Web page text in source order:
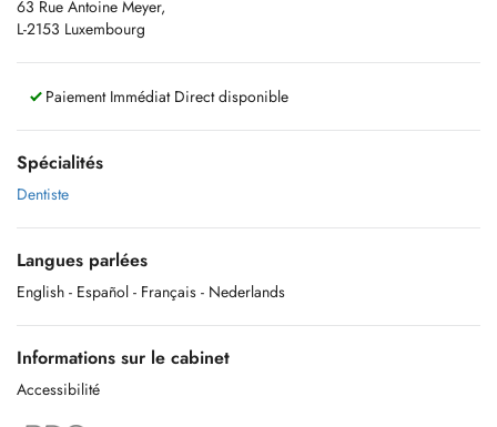
63 Rue Antoine Meyer,
L-2153 Luxembourg
Paiement Immédiat Direct disponible
Spécialités
Dentiste
Langues parlées
English - Español - Français - Nederlands
Informations sur le cabinet
Accessibilité